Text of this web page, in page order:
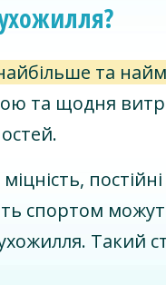
та
та щодня
спортом
Такий